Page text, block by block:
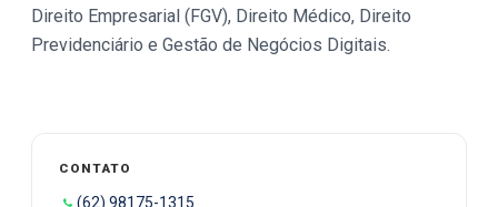
Direito Empresarial (FGV), Direito Médico, Direito
Previdenciário e Gestão de Negócios Digitais.
CONTATO
(62) 98175-1315